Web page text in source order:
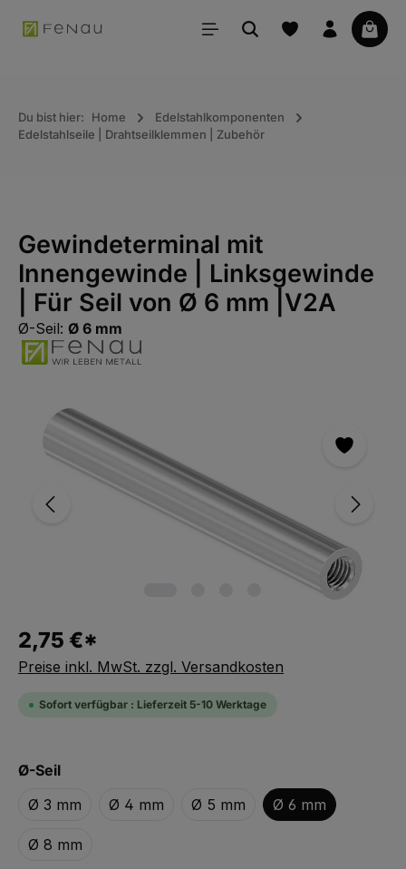
springen
Du bist hier: Home
Edelstahlkomponenten
Edelstahlseile | Drahtseilklemmen | Zubehör
Gewindeterminal mit
Innengewinde | Linksgewinde
| Für Seil von Ø 6 mm |V2A
Ø-Seil: Ø 6 mm
Bildergalerie überspringen
2,75 €*
Preise inkl. MwSt. zzgl. Versandkosten
Sofort verfügbar : Lieferzeit 5-10 Werktage
Ø-Seilauswählen
Ø 3 mm
Ø 4 mm Ø 5 mm Ø 6 mm
Ø 8 mm